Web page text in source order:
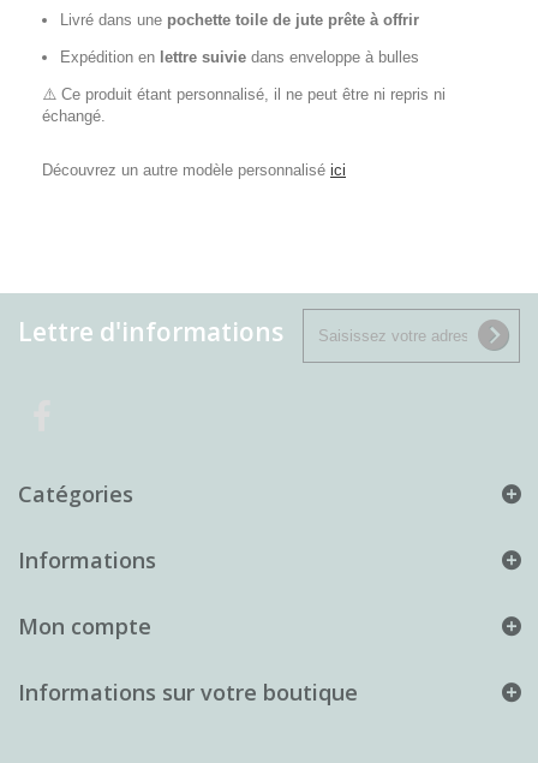
Livré dans une pochette toile de jute prête à offrir
Expédition en lettre suivie dans enveloppe à bulles
⚠️ Ce produit étant personnalisé, il ne peut être ni repris ni
échangé.
Découvrez un autre modèle personnalisé ici
Lettre d'informations
Catégories
Informations
Mon compte
Informations sur votre boutique